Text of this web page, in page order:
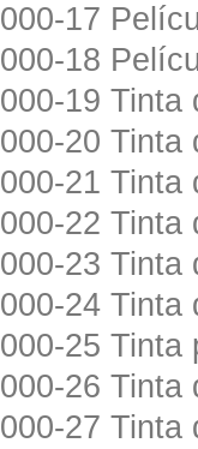
000-17
000-18
000-19
000-20
000-21
000-22 Tinta
000-23
000-24
000-25
000-26
000-27 Tinta